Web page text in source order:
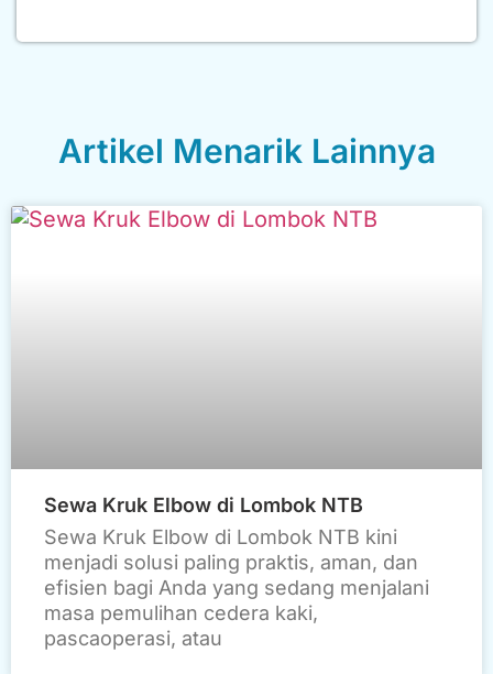
Artikel Menarik Lainnya
Sewa Kruk Elbow di Lombok NTB
Sewa Kruk Elbow di Lombok NTB kini
menjadi solusi paling praktis, aman, dan
efisien bagi Anda yang sedang menjalani
masa pemulihan cedera kaki,
pascaoperasi, atau